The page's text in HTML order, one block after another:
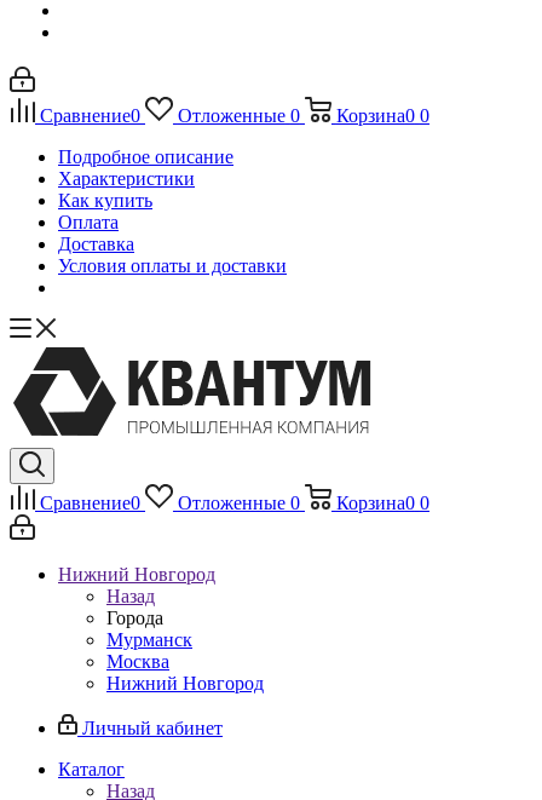
Сравнение0 Отложенные 0 Корзина0 0
Подробное описание
Характеристики
Как купить
Оплата
Доставка
Условия оплаты и доставки
Сравнение0 Отложенные 0 Корзина0 0
Нижний Новгород
Назад
Города
Мурманск
Москва
Нижний Новгород
Личный кабинет
Каталог
Назад